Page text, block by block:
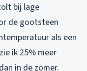
bij lage
de gootsteen
als een
ik 25% meer
in de zomer.